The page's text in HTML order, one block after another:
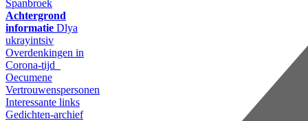
Spanbroek
Achtergrond
informatie Dlya
ukrayintsiv
Overdenkingen in
Corona-tijd
Oecumene
Vertrouwenspersonen
Interessante links
Gedichten-archief